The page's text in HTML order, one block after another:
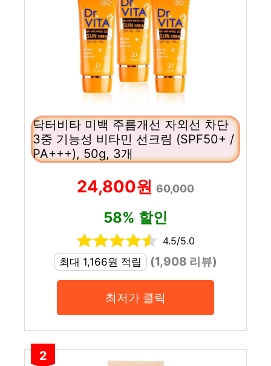
닥터비타 미백 주름개선 자외선 차단
3중 기능성 비타민 선크림 (SPF50+ /
PA+++), 50g, 3개
24,800원 60,000
58% 할인
4.5/5.0
최대 1,166원 적립
(1,908 리뷰)
최저가 클릭
2